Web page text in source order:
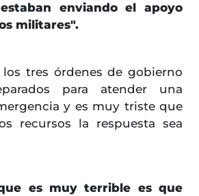
enviando el apoyo
militares".
tres órdenes de gobierno
para atender una
y es muy triste que
recursos la respuesta sea
es muy terrible es que